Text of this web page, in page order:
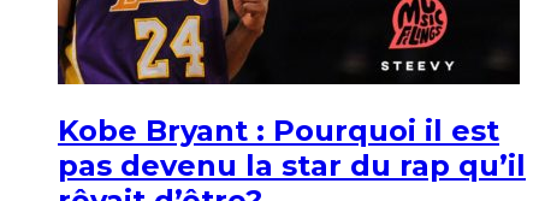
Kobe Bryant : Pourquoi il est
pas devenu la star du rap qu’il